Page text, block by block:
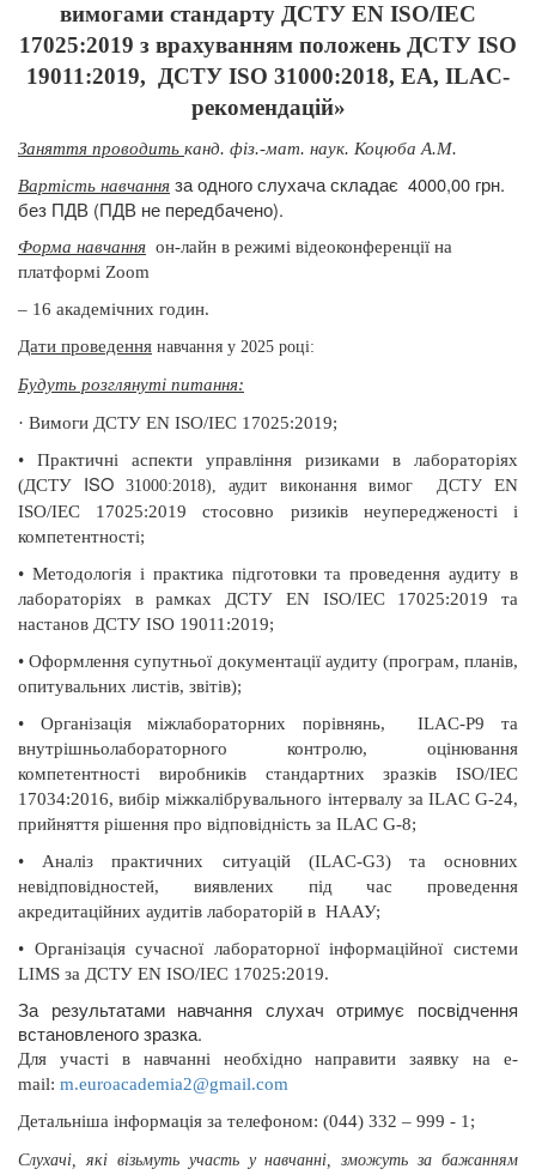
вимогами стандарту ДСТУ EN ISO/IEC
17025:2019 з врахуванням положень ДСТУ ISO
19011:2019,
ДСТУ ISO 31000:2018, ЕА, ILAC-
рекомендацій»
Заняття проводить канд. фіз.-мат. наук. Коцюба А.М.
Вартість навчання за одного слухача складає 4000,00 грн.
без ПДВ (ПДВ не передбачено).
Форма навчання он-лайн в режимі відеоконференції на
платформі Zoom
– 16 академічних годин.
Дати проведення навчання у 2025 році:
Будуть розглянуті питання:
· Вимоги ДСТУ EN ISO/IEC 17025:2019;
•
Практичні аспекти управління ризиками в лабораторіях
(ДСТУ ISO 31000:2018), аудит виконання вимог ДСТУ EN
ISO/IEC 17025:2019 стосовно ризиків неупередженості і
компетентності;
• Методологія і практика підготовки та проведення аудиту в
лабораторіях в рамках ДСТУ EN ISO/IEC 17025:2019 та
настанов ДСТУ ISO 19011:2019;
• Оформлення супутньої документації аудиту (програм, планів,
опитувальних листів, звітів);
•
Організація міжлабораторних порівнянь,
ILAC-Р9 та
внутрішньолабораторного контролю, оцінювання
компетентності виробників стандартних зразків ISO/IEC
17034:2016, вибір міжкалібрувального інтервалу за ILAC G-24,
прийняття рішення про відповідність за ILAC G-8;
•
Аналіз практичних ситуацій (ILAC-G3) та основних
невідповідностей, виявлених під час проведення
акредитаційних аудитів лабораторій в НААУ;
• Організація сучасної лабораторної інформаційної системи
LIMS за ДСТУ EN ISO/IEC 17025:2019.
За результатами навчання слухач отримує посвідчення
встановленого зразка.
Для участі в навчанні необхідно направити заявку на e-
mail: m.euroacademia2@gmail.com
Детальніша інформація за телефоном: (044) 332 – 999 - 1;
Слухачі, які візьмуть участь у навчанні, зможуть за бажанням